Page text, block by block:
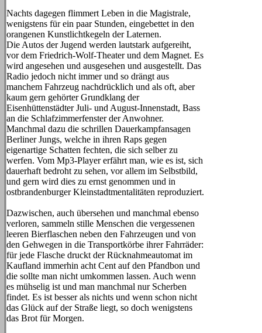
Nachts dagegen flimmert Leben in die Magistrale,
wenigstens für ein paar Stunden, eingebettet in den
orangenen Kunstlichtkegeln der Laternen.
Die Autos der Jugend werden lautstark aufgereiht,
vor dem Friedrich-Wolf-Theater und dem Magnet. Es
wird angesehen und ausgesehen und ausgestellt. Das
Radio jedoch nicht immer und so drängt aus
manchem Fahrzeug nachdrücklich und als oft, aber
kaum gern gehörter Grundklang der
Eisenhüttenstädter Juli- und August-Innenstadt, Bass
an die Schlafzimmerfenster der Anwohner.
Manchmal dazu die schrillen Dauerkampfansagen
Berliner Jungs, welche in ihren Raps gegen
eigenartige Schatten fechten, die sich selber zu
werfen. Vom Mp3-Player erfährt man, wie es ist, sich
dauerhaft bedroht zu sehen, vor allem im Selbstbild,
und gern wird dies zu ernst genommen und in
ostbrandenburger Kleinstadtmentalitäten reproduziert.
Dazwischen, auch übersehen und manchmal ebenso
verloren, sammeln stille Menschen die vergessenen
leeren Bierflaschen neben den Fahrzeugen und von
den Gehwegen in die Transportkörbe ihrer Fahrräder:
für jede Flasche druckt der Rücknahmeautomat im
Kaufland immerhin acht Cent auf den Pfandbon und
die sollte man nicht umkommen lassen. Auch wenn
es mühselig ist und man manchmal nur Scherben
findet. Es ist besser als nichts und wenn schon nicht
das Glück auf der Straße liegt, so doch wenigstens
das Brot für Morgen.